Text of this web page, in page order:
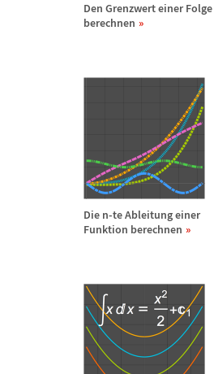
Den Grenzwert einer Folge
berechnen
Die n-te Ableitung einer
Funktion berechnen